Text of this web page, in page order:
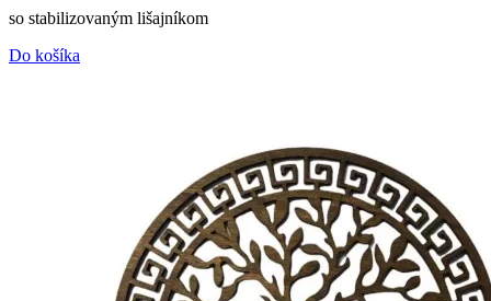
so stabilizovaným lišajníkom
Do košíka